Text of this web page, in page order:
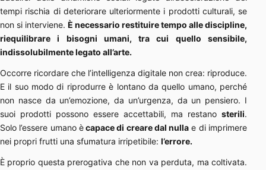
tempi rischia di deteriorare ulteriormente i prodotti culturali, se
non si interviene. È necessario restituire tempo alle discipline,
riequilibrare i bisogni umani, tra cui quello sensibile,
indissolubilmente legato all’arte.
Occorre ricordare che l’intelligenza digitale non crea: riproduce.
E il suo modo di riprodurre è lontano da quello umano, perché
non nasce da un’emozione, da un’urgenza, da un pensiero. I
suoi prodotti possono essere accettabili, ma restano sterili.
Solo l’essere umano ècapace di creare dal nulla e di imprimere
nei propri frutti una sfumatura irripetibile: l’errore.
È proprio questa prerogativa che non va perduta, ma coltivata.